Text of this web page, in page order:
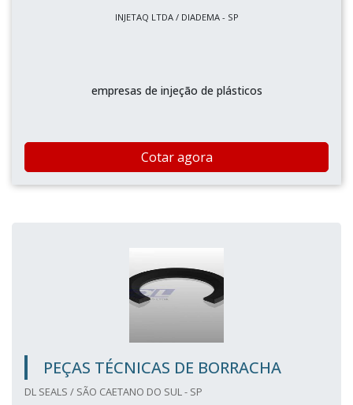
INJETAQ LTDA / DIADEMA - SP
empresas de injeção de plásticos
Cotar agora
PEÇAS TÉCNICAS DE BORRACHA
DL SEALS / SÃO CAETANO DO SUL - SP